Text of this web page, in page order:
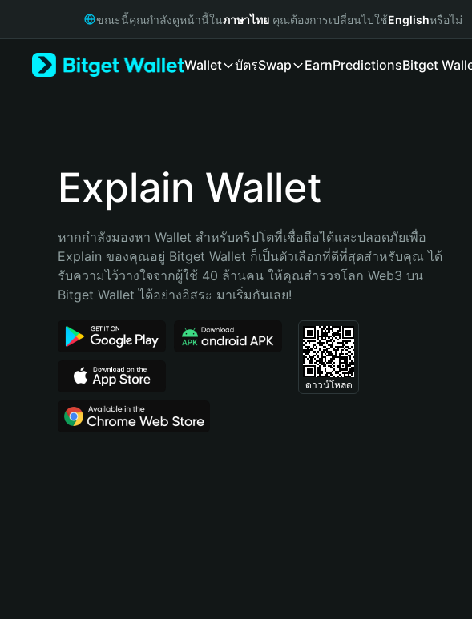
Русский
Bahasa Indonesia
Português (Brasil)
ขณะนี้คุณกำลังดูหน้านี้ในภาษาไทย คุณต้องการเปลี่ยนไปใช้Englishหรือไม่
Wallet บัตรSwap EarnPredictionsBitget
Explain Wallet
หากกำลังมองหา Wallet สำหรับคริปโตที่เชื่อถือได้และปลอดภัยเพื่อ
Explain ของคุณอยู่ Bitget Wallet ก็เป็นตัวเลือกที่ดีที่สุดสำหรับคุณ ได้
รับความไว้วางใจจากผู้ใช้ 40 ล้านคน ให้คุณสำรวจโลก Web3 บน
Bitget Wallet ได้อย่างอิสระ มาเริ่มกันเลย!
ดาวน์โหลด